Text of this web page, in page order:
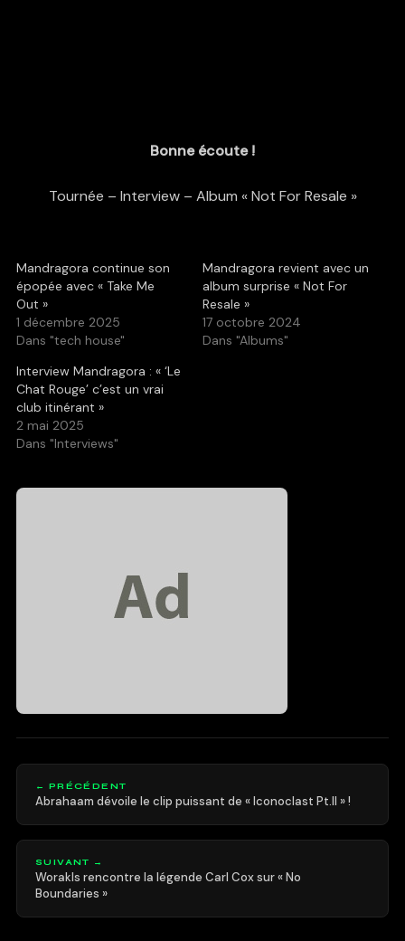
Bonne écoute !
Tournée – Interview– Album « Not For Resale »
Mandragora continue son
épopée avec « Take Me
Out »
1 décembre 2025
Dans "tech house"
Mandragora revient avec un
album surprise « Not For
Resale »
17 octobre 2024
Dans "Albums"
Interview Mandragora : « ‘Le
Chat Rouge’ c’est un vrai
club itinérant »
2 mai 2025
Dans "Interviews"
← PRÉCÉDENT
Abrahaam dévoile le clip puissant de « Iconoclast Pt.II » !
SUIVANT →
Worakls rencontre la légende Carl Cox sur « No
Boundaries »